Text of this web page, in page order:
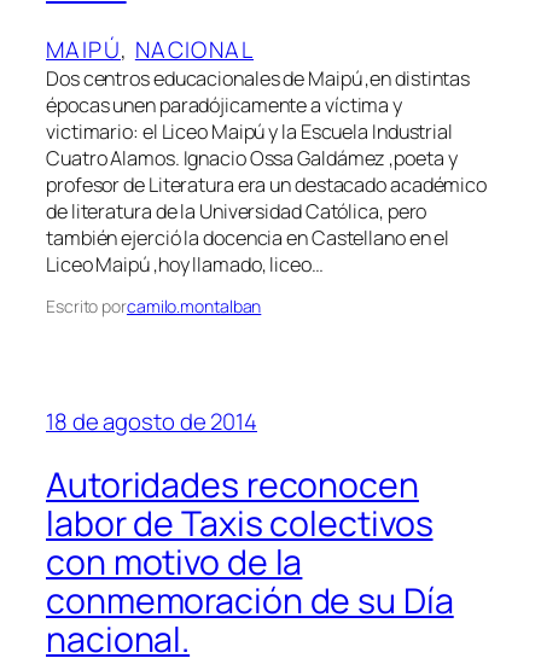
MAIPÚ, NACIONAL
Dos centros educacionales de Maipú ,en distintas
épocas unen paradójicamente a víctima y
victimario: el Liceo Maipú y la Escuela Industrial
Cuatro Alamos. Ignacio Ossa Galdámez ,poeta y
profesor de Literatura era un destacado académico
de literatura de la Universidad Católica, pero
también ejerció la docencia en Castellano en el
Liceo Maipú ,hoy llamado, liceo…
Escrito porcamilo.montalban
18 de agosto de 2014
Autoridades reconocen
labor de Taxis colectivos
con motivo de la
conmemoración de su Día
nacional.